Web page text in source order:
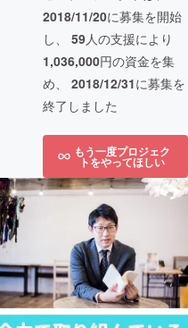
2018/11/20に募集を開始
し、 59人の支援により
1,036,000円の資金を集
め、 2018/12/31に募集を
終了しました
もう一度プロジェク
トをやってほしい